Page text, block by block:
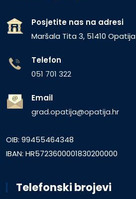
Posjetite nas na adresi
Maršala Tita 3, 51410 Opatija
Telefon
051 701 322
Email
grad.opatija@opatija.hr
OIB: 99455464348
IBAN: HR5723600001830200000
Telefonski brojevi